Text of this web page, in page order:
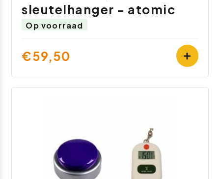
sleutelhanger - atomic
Op voorraad
€59,50